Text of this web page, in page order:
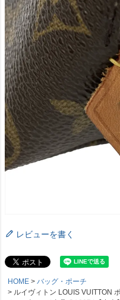
レビューを書く
HOME
バッグ・ポーチ
ルイヴィトン LOUIS VUITTON